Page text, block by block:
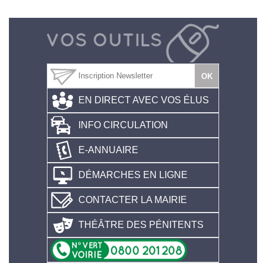
EN DIRECT AVEC VOS ÉLUS
INFO CIRCULATION
E-ANNUAIRE
DÉMARCHES EN LIGNE
CONTACTER LA MAIRIE
THÉÂTRE DES PÉNITENTS